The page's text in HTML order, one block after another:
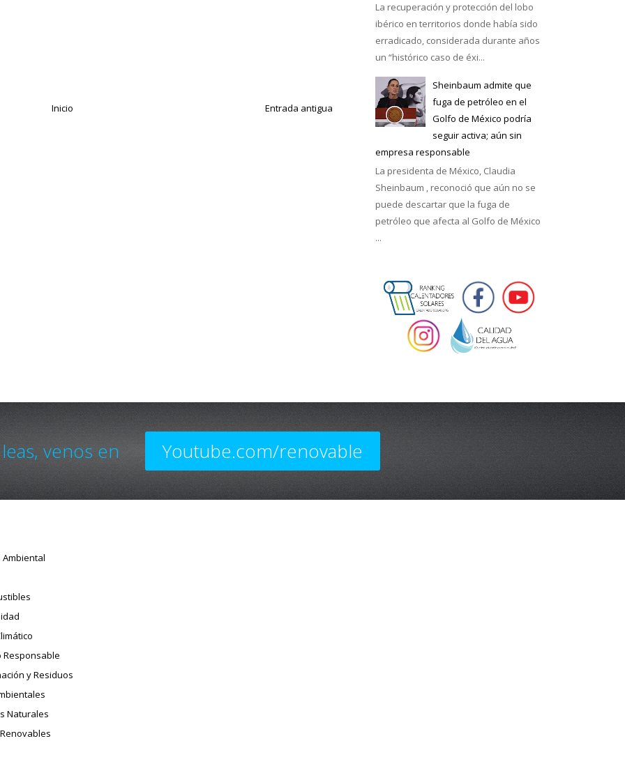
Entrada antigua
Inicio
La recuperación y protección del lobo
ibérico en territorios donde había sido
erradicado, considerada durante años
un “histórico caso de éxi...
Sheinbaum admite que
fuga de petróleo en el
Golfo de México podría
seguir activa; aún sin
empresa responsable
La presidenta de México, Claudia
Sheinbaum , reconoció que aún no se
puede descartar que la fuga de
petróleo que afecta al Golfo de México
...
venos en Youtube.com/renovable
Ambiental
Responsable
y Residuos
Naturales